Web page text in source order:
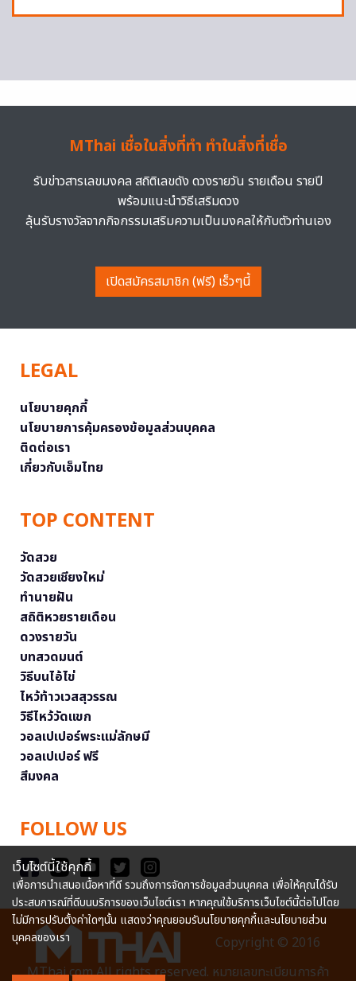
MThai เชื่อในสิ่งที่ทำ ทำในสิ่งที่เชื่อ
รับข่าวสารเลขมงคล สถิติเลขดัง ดวงรายวัน รายเดือน รายปี
พร้อมแนะนำวิธีเสริมดวง
ลุ้นรับรางวัลจากกิจกรรมเสริมความเป็นมงคลให้กับตัวท่านเอง
เปิดสมัครสมาชิก (ฟรี) เร็วๆนี้
LEGAL
นโยบายคุกกี้
นโยบายการคุ้มครองข้อมูลส่วนบุคคล
ติดต่อเรา
เกี่ยวกับเอ็มไทย
TOP CONTENT
วัดสวย
วัดสวยเชียงใหม่
ทำนายฝัน
สถิติหวยรายเดือน
ดวงรายวัน
บทสวดมนต์
วิธีบนไอ้ไข่
ไหว้ท้าวเวสสุวรรณ
วิธีไหว้วัดแขก
วอลเปเปอร์พระแม่ลักษมี
วอลเปเปอร์ ฟรี
สีมงคล
FOLLOW US
Copyright © 2016
MThai.com All rights reserved. หมายเลขทะเบียนการค้า
เว็บไซต์นี้ใช้คุกกี้
เพื่อการนำเสนอเนื้อหาที่ดี รวมถึงการจัดการข้อมูลส่วนบุคคล เพื่อให้คุณได้รับ
ประสบการณ์ที่ดีบนบริการของเว็บไซต์เรา หากคุณใช้บริการเว็บไซต์นี้ต่อไปโดย
ไม่มีการปรับตั้งค่าใดๆนั้น แสดงว่าคุณยอมรับนโยบายคุกกี้และนโยบายส่วน
บุคคลของเรา